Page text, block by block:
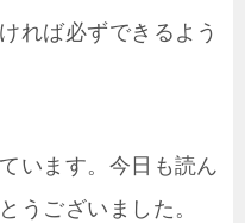
れば必ずできるよう
います。今日も読ん
うございました。